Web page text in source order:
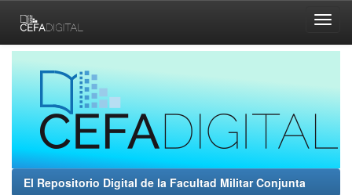
navigation
El Repositorio Digital de la Facultad Militar Conjunta